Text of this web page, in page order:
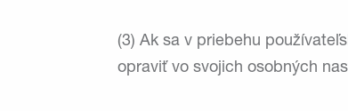
(3) Ak sa v priebehu
opraviť vo svojich osobných